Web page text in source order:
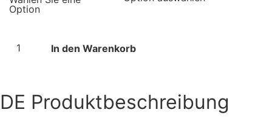
In den Warenkorb
DE Produktbeschreibung